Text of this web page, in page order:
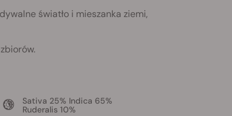
światło i mieszanka ziemi,
Sativa 25% Indica 65%
Ruderalis 10%